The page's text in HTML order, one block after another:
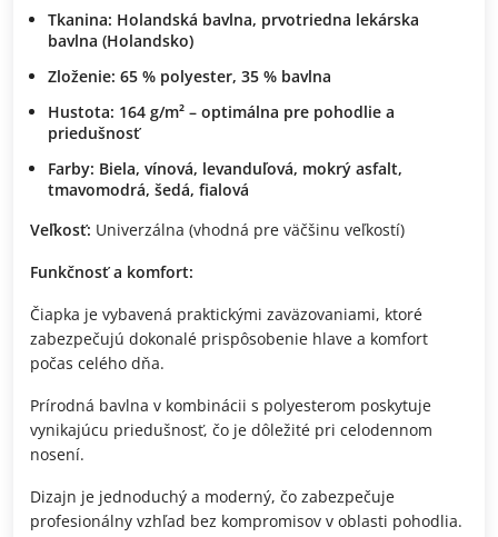
Tkanina: Holandská bavlna, prvotriedna lekárska
bavlna (Holandsko)
Zloženie: 65 % polyester, 35 % bavlna
Hustota: 164 g/m² – optimálna pre pohodlie a
priedušnosť
Farby: Biela, vínová, levanduľová, mokrý asfalt,
tmavomodrá, šedá, fialová
Veľkosť: Univerzálna (vhodná pre väčšinu veľkostí)
Funkčnosť a komfort:
Čiapka je vybavená praktickými zaväzovaniami, ktoré
zabezpečujú dokonalé prispôsobenie hlave a komfort
počas celého dňa.
Prírodná bavlna v kombinácii s polyesterom poskytuje
vynikajúcu priedušnosť, čo je dôležité pri celodennom
nosení.
Dizajn je jednoduchý a moderný, čo zabezpečuje
profesionálny vzhľad bez kompromisov v oblasti pohodlia.